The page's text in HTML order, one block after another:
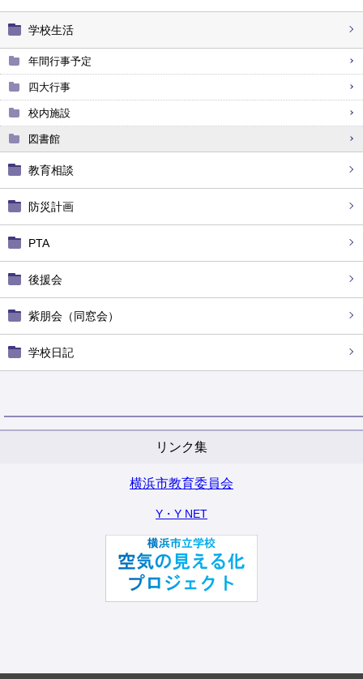
学校生活
年間行事予定
四大行事
校内施設
図書館
教育相談
防災計画
PTA
後援会
紫朋会（同窓会）
学校日記
リンク集
横浜市教育委員会
Y・Y NET